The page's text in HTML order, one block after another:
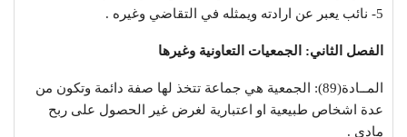
5- نائب يعبر عن ارادته ويمثله في التقاضي وغيره .
الفصل الثاني: الجمعيات التعاونية وغيرها
المــادة(89): الجمعية هي جماعة تتخذ لها صفة دائمة وتكون من
عدة اشخاص طبيعية او اعتبارية لغرض غير الحصول على ربح
مادي .